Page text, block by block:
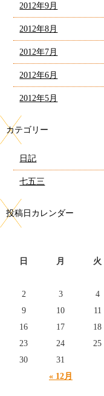
2012年9月
2012年8月
2012年7月
2012年6月
2012年5月
カテゴリー
日記
七五三
投稿日カレンダー
日 月 火
« 12月
2
3 4
9
10 11
16
17 18
23
24 25
30
31